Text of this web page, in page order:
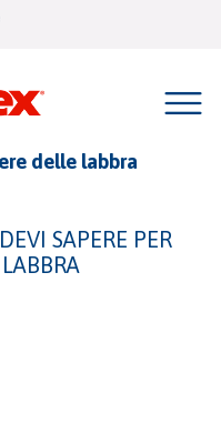
delle labbra
SAPERE PER